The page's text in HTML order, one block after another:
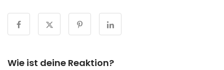
Wie ist deine Reaktion?